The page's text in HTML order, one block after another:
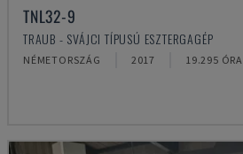
TNL32-9
TRAUB - SVÁJCI TÍPUSÚ ESZTERGAGÉP
NÉMETORSZÁG 2017 19.295 ÓRA